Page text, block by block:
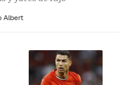
Albert